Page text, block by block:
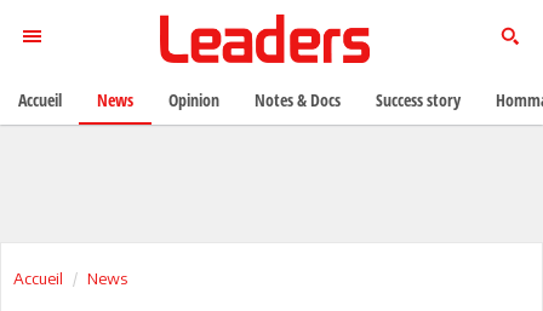
Accueil News
Accueil News Opinion Notes & Docs Success story